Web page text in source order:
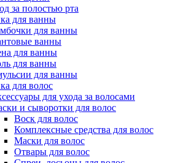
за полостью рта
для ванны
для ванны
ванны
для ванны
для ванны
для ванны
для волос
для ухода за волосами
и сыворотки для волос
Воск для волос
Комплексные средства для волос
Маски для волос
Отвары для волос